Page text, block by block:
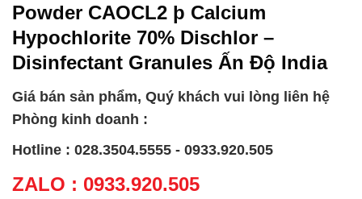
Powder CAOCL2 þ Calcium
Hypochlorite 70% Dischlor –
Disinfectant Granules Ấn Độ India
Giá bán sản phẩm, Quý khách vui lòng liên hệ
Phòng kinh doanh :
Hotline : 028.3504.5555 - 0933.920.505
ZALO : 0933.920.505